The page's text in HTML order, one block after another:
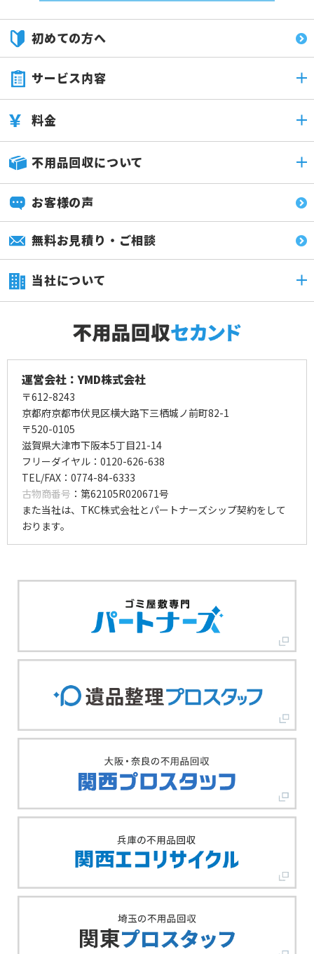
初めての方へ
サービス内容
料金
不用品回収について
お客様の声
無料お見積り・ご相談
当社について
運営会社：YMD株式会社
〒612-8243
京都府京都市伏見区横大路下三栖城ノ前町82-1
〒520-0105
滋賀県大津市下阪本5丁目21-14
フリーダイヤル：0120-626-638
TEL/FAX：0774-84-6333
古物商番号 ：第62105R020671号
また当社は、TKC株式会社とパートナーズシップ契約をして
おります。